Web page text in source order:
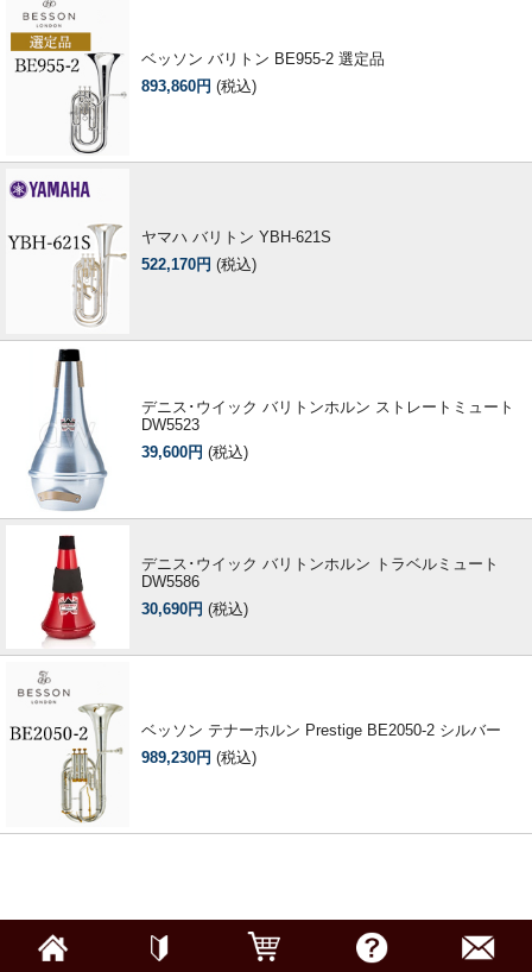
ベッソン バリトン BE955-2 選定品
893,860円 (税込)
ヤマハ バリトン YBH-621S
522,170円 (税込)
デニス･ウイック バリトンホルン ストレートミュート
DW5523
39,600円 (税込)
デニス･ウイック バリトンホルン トラベルミュート
DW5586
30,690円 (税込)
ベッソン テナーホルン Prestige BE2050-2 シルバー
989,230円 (税込)